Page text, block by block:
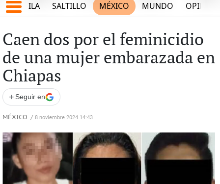
COAHUILA SALTILLO MÉXICO MUNDO OPINIÓN
Caen dos por el feminicidio
de una mujer embarazada en
Chiapas
+ Seguir en
MÉXICO / 8 noviembre 2024 14:43